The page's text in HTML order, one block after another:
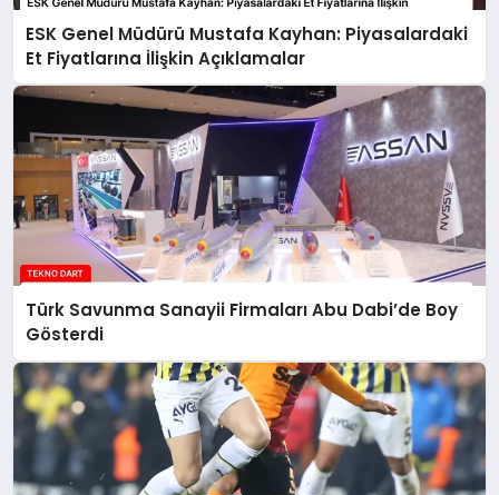
ESK Genel Müdürü Mustafa Kayhan: Piyasalardaki
Et Fiyatlarına İlişkin Açıklamalar
Türk Savunma Sanayii Firmaları Abu Dabi’de Boy
Gösterdi